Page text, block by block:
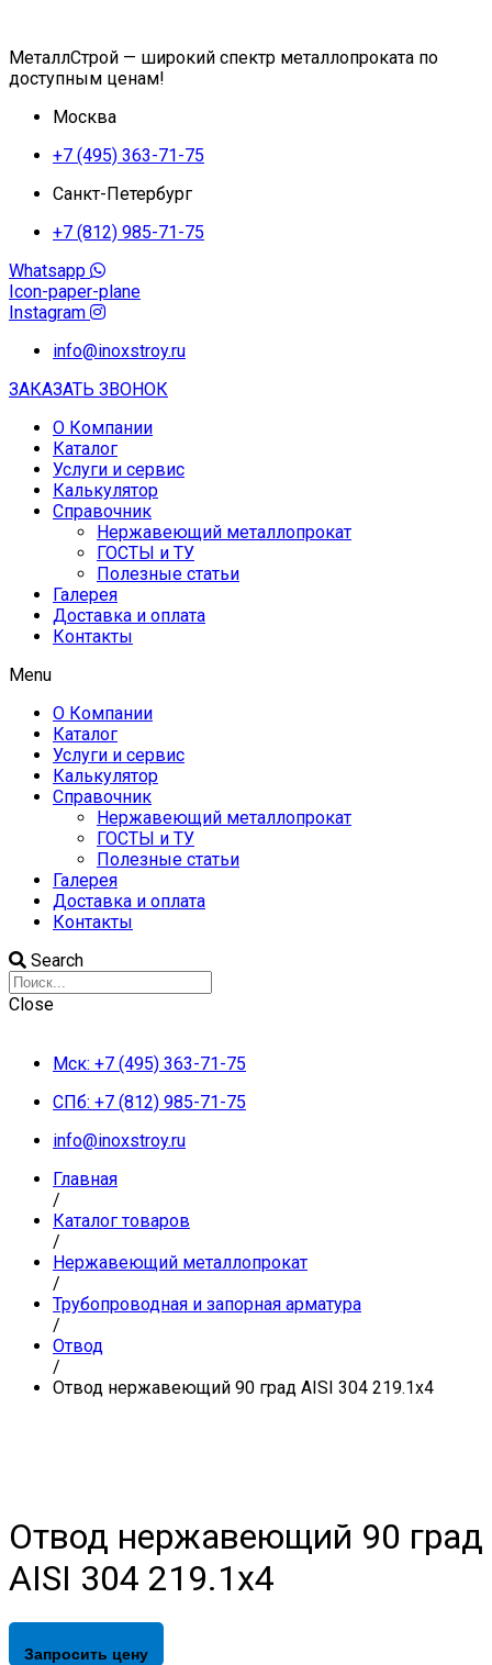
МеталлСтрой — широкий спектр металлопроката по
доступным ценам!
Москва
+7 (495) 363-71-75
Санкт-Петербург
+7 (812) 985-71-75
Whatsapp
Icon-paper-plane
Instagram
info@inoxstroy.ru
ЗАКАЗАТЬ ЗВОНОК
О Компании
Каталог
Услуги и сервис
Калькулятор
Справочник
Нержавеющий металлопрокат
ГОСТЫ и ТУ
Полезные статьи
Галерея
Доставка и оплата
Контакты
Menu
О Компании
Каталог
Услуги и сервис
Калькулятор
Справочник
Нержавеющий металлопрокат
ГОСТЫ и ТУ
Полезные статьи
Галерея
Доставка и оплата
Контакты
Search
Close
Мск: +7 (495) 363-71-75
СПб: +7 (812) 985-71-75
info@inoxstroy.ru
Главная
/
Каталог товаров
/
Нержавеющий металлопрокат
/
Трубопроводная и запорная арматура
/
Отвод
/
Отвод нержавеющий 90 град AISI 304 219.1х4
Отвод нержавеющий 90 град
AISI 304 219.1х4
Запросить цену